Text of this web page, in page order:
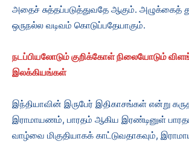
அதைச் சுத்தப்படுத்துவதே ஆகும். அழுக்கைத்
ஒருநல்ல வடிவம் கொடுப்பதேயாகும்.
நடப்பியலோடும் குறிக்கோள் நிலையோடும்
இலக்கியங்கள்
இந்தியாவின் இருபேர் இதிகாசங்கள் என்று
இராமாயணம், பாரதம் ஆகிய இரண்டினுள்
வாழ்வை மிகுதியாகக் காட்டுவதாகவும்,